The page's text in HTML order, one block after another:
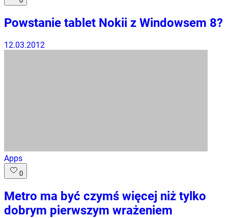
Powstanie tablet Nokii z Windowsem 8?
12.03.2012
Apps
0
Metro ma być czymś więcej niż tylko
dobrym pierwszym wrażeniem